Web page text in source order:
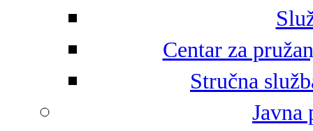
Centar za
Stručna
Javna